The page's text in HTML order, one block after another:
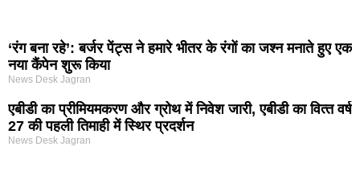
‘रंग बना रहे’: बर्जर पेंट्स ने हमारे भीतर के रंगों का जश्न मनाते हुए एक
नया कैंपेन शुरू किया
News Desk Jagran
एबीडी का प्रीमियमकरण और ग्रोथ में निवेश जारी, एबीडी का वित्‍त वर्ष
27 की पहली तिमाही में स्थिर प्रदर्शन
News Desk Jagran